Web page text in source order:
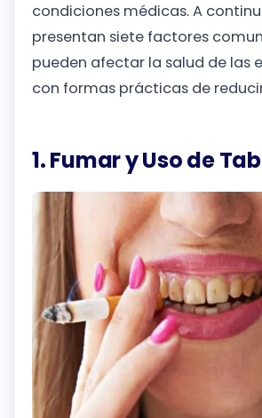
condiciones médicas. A
presentan siete factores
pueden afectar la salud de las
con formas prácticas de
1. Fumar y Uso de